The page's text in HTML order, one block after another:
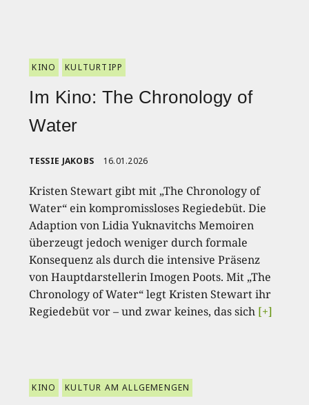
KINO KULTURTIPP
Im Kino: The Chronology of
Water
TESSIE JAKOBS 16.01.2026
Kristen Stewart gibt mit „The Chronology of
Water“ ein kompromissloses Regiedebüt. Die
Adaption von Lidia Yuknavitchs Memoiren
überzeugt jedoch weniger durch formale
Konsequenz als durch die intensive Präsenz
von Hauptdarstellerin Imogen Poots. Mit „The
Chronology of Water“ legt Kristen Stewart ihr
Regiedebüt vor – und zwar keines, das sich [+]
KINO KULTUR AM ALLGEMENGEN